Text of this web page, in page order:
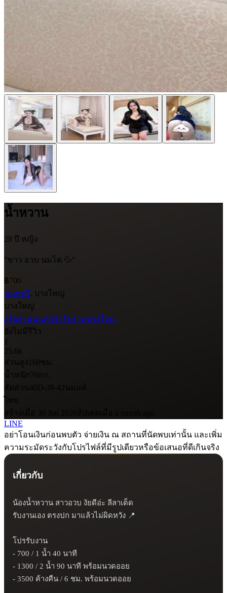
น้ำหวาน
28 ปี หญิง
"ขาว อวบ นมโต 💦"
฿700
นนทบุรี, บางใหญ่
บางใหญ่
#รับงานนนทบุรี#รับงานบางใหญ่
ยังไม่มีรีวิว
1
25.6k
ส่วนสูง 160ซม.
น้ำหนัก76กก.
สัดส่วน40D-38-42 นมแท้
ไทย
LINE
อย่าโอนเงินก่อนพบตัว จ่ายเงิน ณ สถานที่นัดพบเท่านั้น และเพิ่ม
ความระมัดระวังกับโปรไฟล์ที่มีรูปเดียวหรือข้อเสนอที่ดีเกินจริง
เกี่ยวกับ
น้องน้ำหวาน สาวอวบ งัยดีอ่ะ ลีลาเด็ด
รับงานเอง ตรงปก มาแล้วไม่ผิดหวัง 📍
โปรรับงาน
- 700 / 1 น้ำ 40 นาที
- 1300 / 2 น้ำ 90 นาที พร้อมนวดออย
- 3500 ค้างคืน / 6 ชม. พร้อมนวดออย